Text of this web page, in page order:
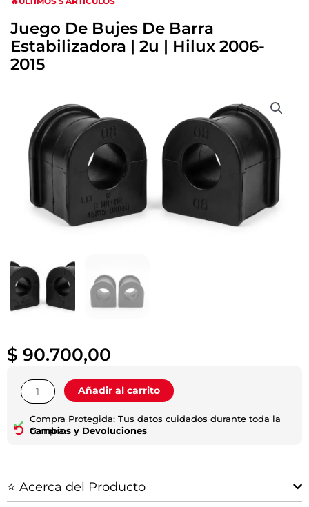
Juego De Bujes De Barra
Estabilizadora | 2u | Hilux 2006-
2015
$ 90.700,00
Juego
De
De
2u
|
Añadir al carrito
Compra Protegida: Tus datos cuidados durante toda la
compra.
Cambios y Devoluciones
⭐ Acerca del Producto